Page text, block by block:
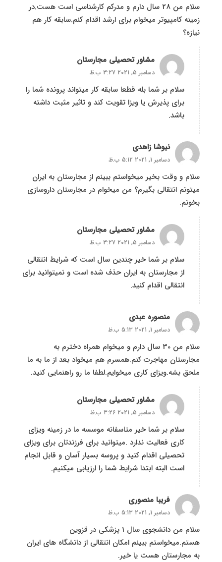
سلام من 28 سال دارم و مدرکم کارشناسی است هست.در
زمینه کامپیوتر میخوام برای ارشد اقدام کنم.سابقه کار هم
نیازه؟
مشاور تحصیلی مجارستان
دسامبر 5, 2021 3:27 ب.ظ
سلام بر شما بله قطعا سابقه کار میتواند پرونده شما را
برای پذیرش یا ویزا تقویت کند و تاثیر مثبت داشته
باشد.
نیوشا زاهدی
دسامبر 1, 2021 5:12 ب.ظ
سلام و وقت بخیر میخواستم ببینم از مجارستان به ایران
میتونم انتقالی بگیرم؟ من میخوام در مجارستان داروسازی
بخونم.
مشاور تحصیلی مجارستان
دسامبر 5, 2021 3:27 ب.ظ
سلام بر شما خیر چندین سال است که شرایط انتقالی
از مجارستان به ایران حذف شده است و نمیتوانید برای
انتقالی اقدام کنید.
منصوره عبدی
دسامبر 1, 2021 5:13 ب.ظ
سلام من 30 سال دارم و میخوام همراه دخترم به
مجارستان مهاجرت کنم.همسرم هم میخواد بعد از ما به ما
ملحق بشه.ویزای کاری میخوایم.لطفا ما رو راهنمایی کنید.
مشاور تحصیلی مجارستان
دسامبر 5, 2021 3:26 ب.ظ
سلام بر شما خیر متاسفانه موسسه ما در زمینه ویزای
کاری فعالیت ندارد .میتوانید برای فرزندتان برای ویزای
تحصیلی اقدام کنید و پروسه بسیار آسان و قابل انجام
است البته ابتدا شرایط شما را ارزیابی میکنیم.
فریبا منصوری
دسامبر 1, 2021 5:13 ب.ظ
سلام من دانشجوی سال 1 پزشکی در قزوین
هستم.میخواستم ببینم امکان انتقالی از دانشگاه های ایران
به مجارستان هست یا خیر.